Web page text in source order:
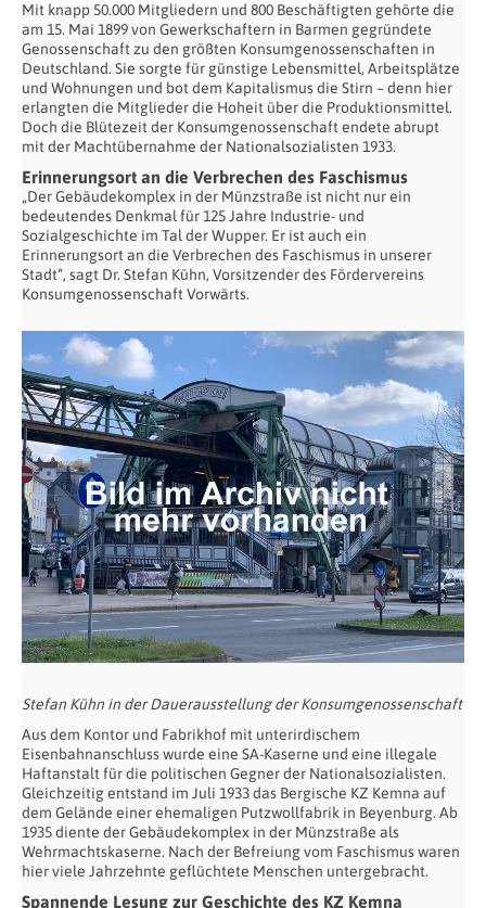
Mit knapp 50.000 Mitgliedern und 800 Beschäftigten gehörte die
am 15. Mai 1899 von Gewerkschaftern in Barmen gegründete
Genossenschaft zu den größten Konsumgenossenschaften in
Deutschland. Sie sorgte für günstige Lebensmittel, Arbeitsplätze
und Wohnungen und bot dem Kapitalismus die Stirn – denn hier
erlangten die Mitglieder die Hoheit über die Produktionsmittel.
Doch die Blütezeit der Konsumgenossenschaft endete abrupt
mit der Machtübernahme der Nationalsozialisten 1933.
Erinnerungsort an die Verbrechen des Faschismus
„Der Gebäudekomplex in der Münzstraße ist nicht nur ein
bedeutendes Denkmal für 125 Jahre Industrie- und
Sozialgeschichte im Tal der Wupper. Er ist auch ein
Erinnerungsort an die Verbrechen des Faschismus in unserer
Stadt“, sagt Dr. Stefan Kühn, Vorsitzender des Fördervereins
Konsumgenossenschaft Vorwärts.
Stefan Kühn in der Dauerausstellung der Konsumgenossenschaft
Aus dem Kontor und Fabrikhof mit unterirdischem
Eisenbahnanschluss wurde eine SA-Kaserne und eine illegale
Haftanstalt für die politischen Gegner der Nationalsozialisten.
Gleichzeitig entstand im Juli 1933 das Bergische KZ Kemna auf
dem Gelände einer ehemaligen Putzwollfabrik in Beyenburg. Ab
1935 diente der Gebäudekomplex in der Münzstraße als
Wehrmachtskaserne. Nach der Befreiung vom Faschismus waren
hier viele Jahrzehnte geflüchtete Menschen untergebracht.
Spannende Lesung zur Geschichte des KZ Kemna